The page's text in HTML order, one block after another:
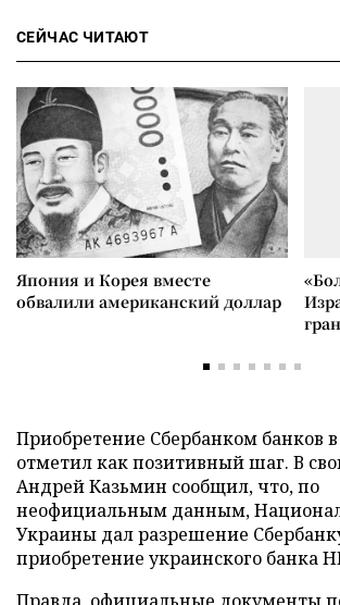
СЕЙЧАС ЧИТАЮТ
Япония и Корея вместе
обвалили американский доллар
Приобретение Сбербанком банков
отметил как позитивный шаг. В
Андрей Казьмин сообщил, что, по
неофициальным данным,
Украины дал разрешение
приобретение украинского банка